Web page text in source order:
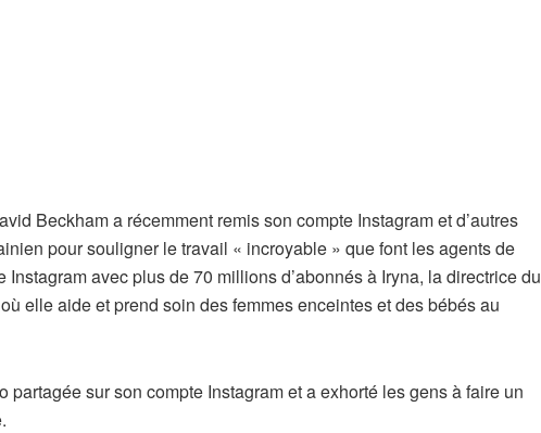
Beckham a récemment remis son compte Instagram et d’autres
pour souligner le travail « incroyable » que font les agents de
avec plus de 70 millions d’abonnés à Iryna, la directrice du
elle aide et prend soin des femmes enceintes et des bébés au
partagée sur son compte Instagram et a exhorté les gens à faire un